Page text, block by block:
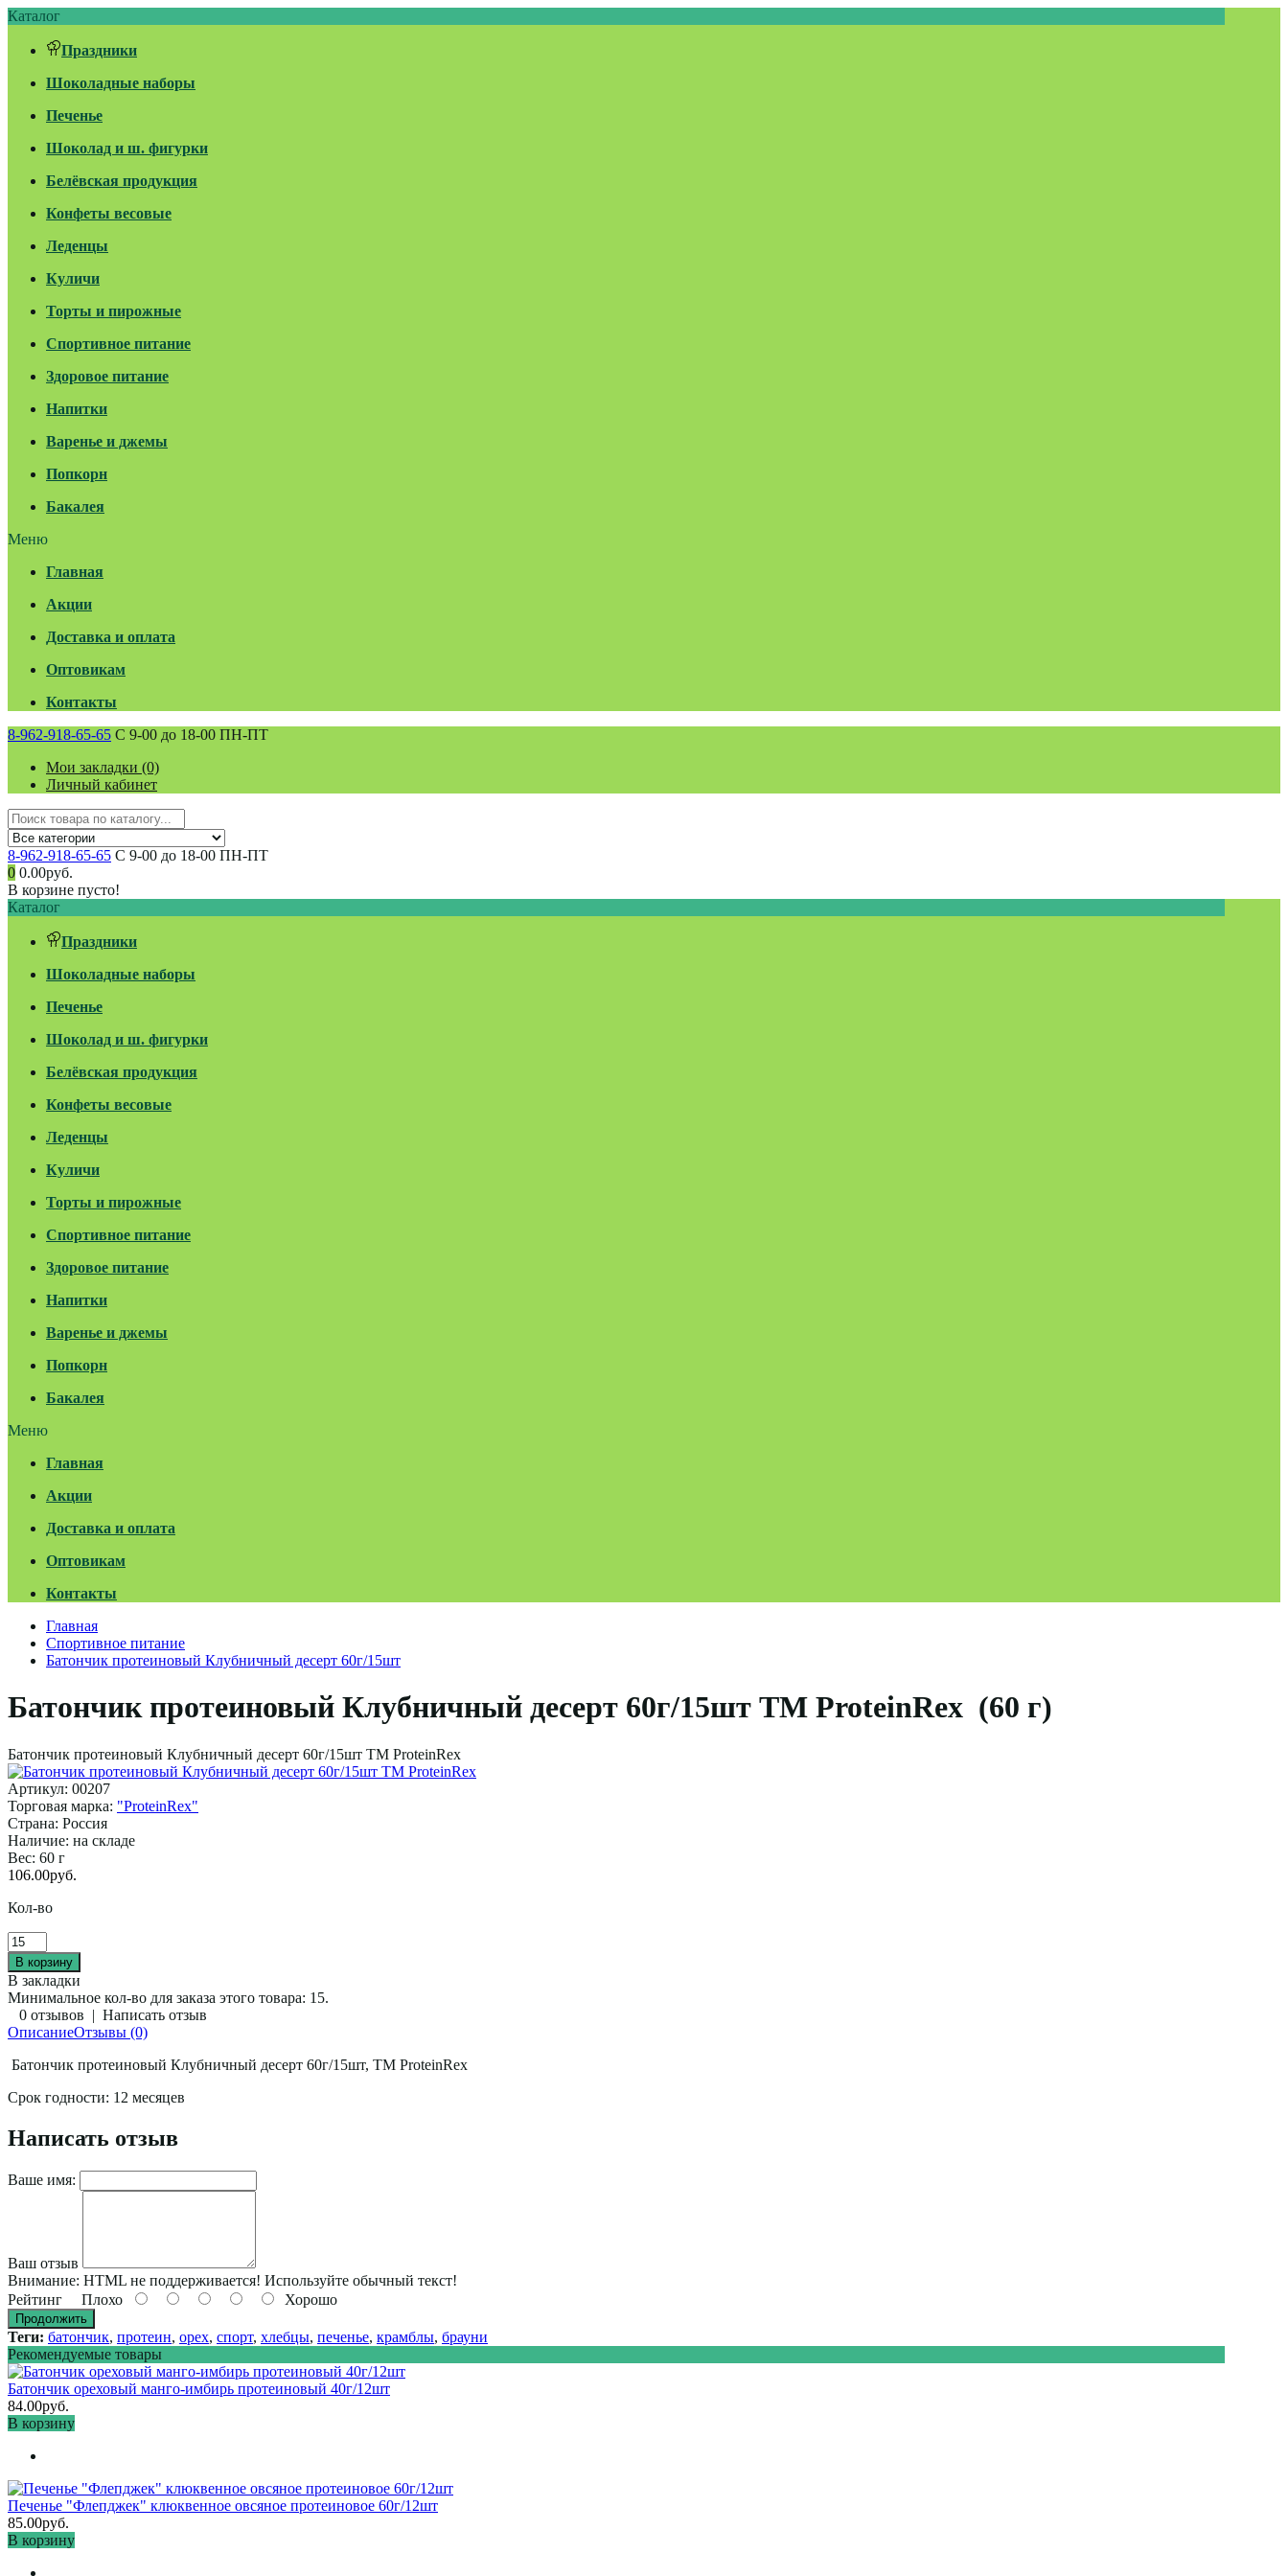
Каталог
Праздники
Шоколадные наборы
Печенье
Шоколад и ш. фигурки
Белёвская продукция
Конфеты весовые
Леденцы
Куличи
Торты и пирожные
Спортивное питание
Здоровое питание
Напитки
Варенье и джемы
Попкорн
Бакалея
Меню
Главная
Акции
Доставка и оплата
Оптовикам
Контакты
8-962-918-65-65 С 9-00 до 18-00 ПН-ПТ
Мои закладки (0)
Личный кабинет
8-962-918-65-65 С 9-00 до 18-00 ПН-ПТ
0 0.00руб.
В корзине пусто!
Каталог
Праздники
Шоколадные наборы
Печенье
Шоколад и ш. фигурки
Белёвская продукция
Конфеты весовые
Леденцы
Куличи
Торты и пирожные
Спортивное питание
Здоровое питание
Напитки
Варенье и джемы
Попкорн
Бакалея
Меню
Главная
Акции
Доставка и оплата
Оптовикам
Контакты
Главная
Спортивное питание
Батончик протеиновый Клубничный десерт 60г/15шт
Батончик протеиновый Клубничный десерт 60г/15шт ТМ ProteinRex (60 г)
Батончик протеиновый Клубничный десерт 60г/15шт ТМ ProteinRex
Артикул: 00207
Торговая марка: "ProteinRex"
Страна: Россия
Наличие: на складе
Вес: 60 г
106.00руб.
Кол-во
В закладки
Минимальное кол-во для заказа этого товара: 15.
0 отзывов | Написать отзыв
ОписаниеОтзывы (0)
Батончик протеиновый Клубничный десерт 60г/15шт, ТМ ProteinRex
Срок годности: 12 месяцев
Написать отзыв
Ваше имя:
Ваш отзыв
Внимание: HTML не поддерживается! Используйте обычный текст!
Рейтинг Плохо Хорошо
Продолжить
Теги: батончик, протеин, орех, спорт, хлебцы, печенье, крамблы, брауни
Рекомендуемые товары
Батончик ореховый манго-имбирь протеиновый 40г/12шт
84.00руб.
В корзину
Печенье "Флепджек" клюквенное овсяное протеиновое 60г/12шт
85.00руб.
В корзину